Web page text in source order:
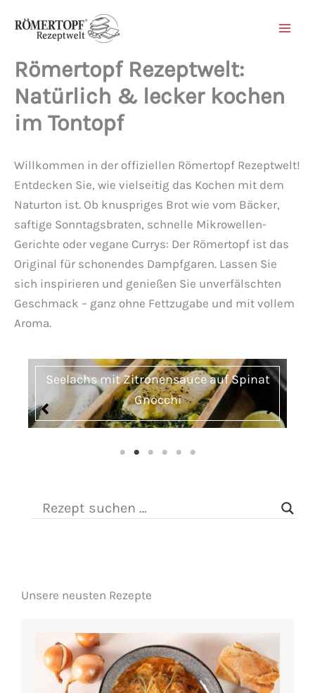
Inhalt
Römertopf Rezeptwelt:
Natürlich & lecker kochen
im Tontopf
Willkommen in der offiziellen Römertopf Rezeptwelt!
Entdecken Sie, wie vielseitig das Kochen mit dem
Naturton ist. Ob knuspriges Brot wie vom Bäcker,
saftige Sonntagsbraten, schnelle Mikrowellen-
Gerichte oder vegane Currys: Der Römertopf ist das
Original für schonendes Dampfgaren. Lassen Sie
sich inspirieren und genießen Sie unverfälschten
Geschmack – ganz ohne Fettzugabe und mit vollem
Aroma.
One Pot Pasta mit getrockneten Tomaten
und Hähnchen
Unsere neusten Rezepte